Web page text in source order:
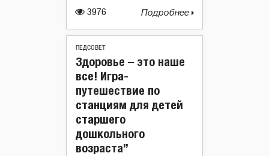
3976 Подробнее
ПЕДСОВЕТ
Здоровье – это наше
все! Игра-
путешествие по
станциям для детей
старшего
дошкольного
возраста”